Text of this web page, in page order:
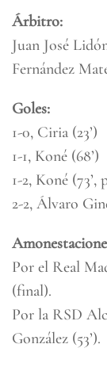
Árbitro:
Juan José
Fernández
Goles:
1-0, Ciria (23’)
1-1, Koné (68’)
1-2, Koné (73’,
2-2, Álvaro
Por el Real
(final).
Por la RSD
González (53’).